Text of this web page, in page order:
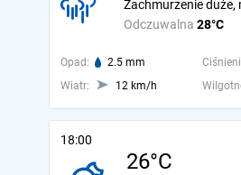
Odczuwalna 28°C
Zachmurzenie duże,
Opad: 2.5 mm
Wiatr:
12 km/h
18:00
26°C